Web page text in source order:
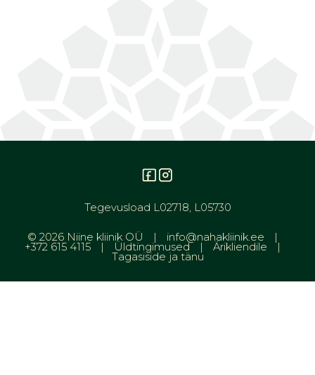
Tegevusload L02718, L05730
© 2026 Niine kliinik OÜ info@nahakliinik.ee
+372 615 4115 Üldtingimused Ärikliendile
Tagasiside ja tänu